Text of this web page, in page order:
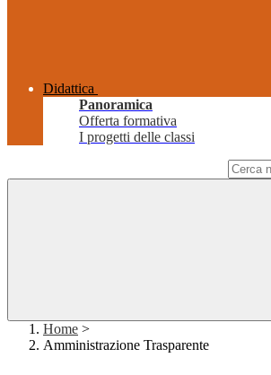
Didattica
Panoramica
Offerta formativa
I progetti delle classi
Home >
Amministrazione Trasparente